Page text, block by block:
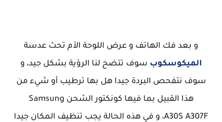
و بعد فك الهاتف و عرض اللوحة الأم تحث عدسة
الميكوسكوب سوف تتضح لنا الرؤية بشكل جيد، و
سوف نتفحص البردة جيدا هل بها ترطيب أو شيء من
هذا القبيل بما فيها كونكتور الشحن Samsung
A30S A307F
، و في هذه الحالة يجب تنظيف المكان جيدا